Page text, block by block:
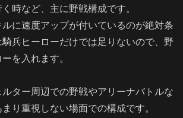
時など、主に野戦構成です。
に速度アップが付いているのが絶対条
兵ヒーローだけでは足りないので、野
を入れます。
ター周辺での野戦やアリーナバトルな
り重視しない場面での構成です。